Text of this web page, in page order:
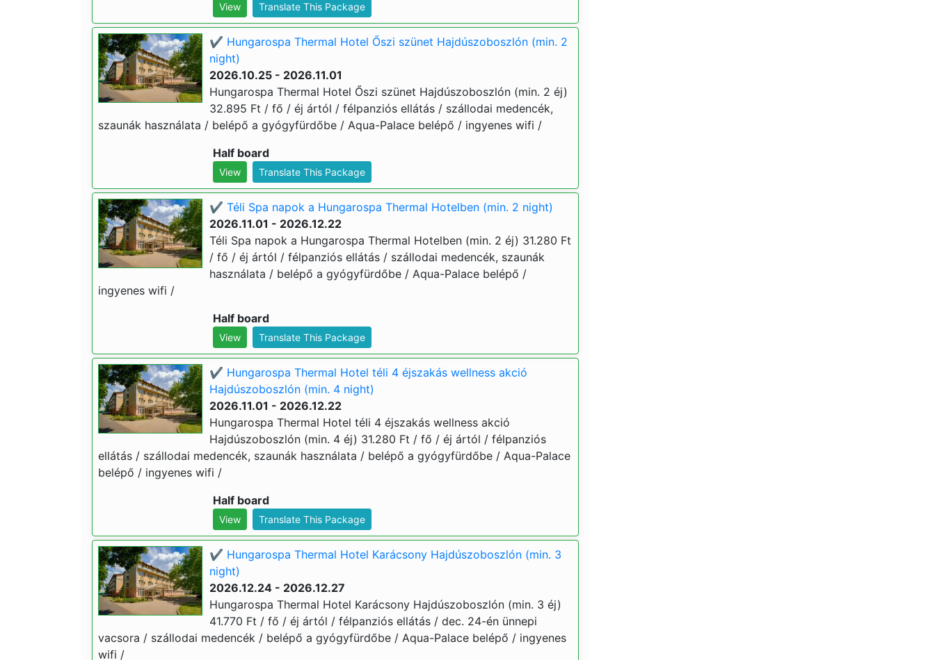
View Translate This Package
✔️ Hungarospa Thermal Hotel Őszi szünet Hajdúszoboszlón (min. 2
night)
2026.10.25 - 2026.11.01
Hungarospa Thermal Hotel Őszi szünet Hajdúszoboszlón (min. 2 éj)
32.895 Ft / fő / éj ártól / félpanziós ellátás / szállodai medencék,
szaunák használata / belépő a gyógyfürdőbe / Aqua-Palace belépő / ingyenes wifi /
Half board
View Translate This Package
✔️ Téli Spa napok a Hungarospa Thermal Hotelben (min. 2 night)
2026.11.01 - 2026.12.22
Téli Spa napok a Hungarospa Thermal Hotelben (min. 2 éj) 31.280 Ft
/ fő / éj ártól / félpanziós ellátás / szállodai medencék, szaunák
használata / belépő a gyógyfürdőbe / Aqua-Palace belépő /
ingyenes wifi /
Half board
View Translate This Package
✔️ Hungarospa Thermal Hotel téli 4 éjszakás wellness akció
Hajdúszoboszlón (min. 4 night)
2026.11.01 - 2026.12.22
Hungarospa Thermal Hotel téli 4 éjszakás wellness akció
Hajdúszoboszlón (min. 4 éj) 31.280 Ft / fő / éj ártól / félpanziós
ellátás / szállodai medencék, szaunák használata / belépő a gyógyfürdőbe / Aqua-Palace
belépő / ingyenes wifi /
Half board
View Translate This Package
✔️ Hungarospa Thermal Hotel Karácsony Hajdúszoboszlón (min. 3
night)
2026.12.24 - 2026.12.27
Hungarospa Thermal Hotel Karácsony Hajdúszoboszlón (min. 3 éj)
41.770 Ft / fő / éj ártól / félpanziós ellátás / dec. 24-én ünnepi
vacsora / szállodai medencék / belépő a gyógyfürdőbe / Aqua-Palace belépő / ingyenes
wifi /